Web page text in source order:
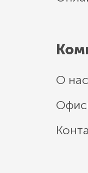
О нас